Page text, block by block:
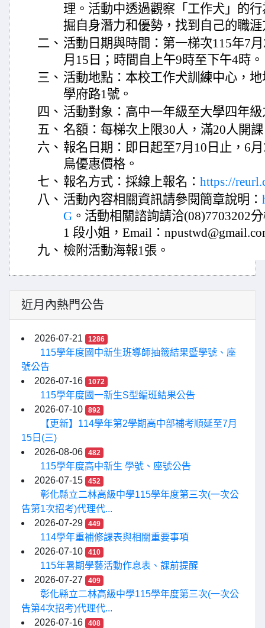
理。活動中透過觀察「工作犬」的
掘自身潛力和優勢，找到自己的職
二、 活動日期與時間：第一梯次115年7
月15日；時間自上午9時至下午4時。
三、 活動地點：本校工作犬訓練中心，
學府路1號。
四、 活動對象：高中一年級至大學四年
五、 名額：每梯次上限30人，滿20人開
六、 報名日期：即日起至7月10日止，6
鳥優惠價格。
七、 報名方式：採線上報名： https://
八、 活動內容相關資訊請參閱簡章說明：
G 。活動相關諮詢請洽(08)7703202
1 段小姐，Email：
九、 檢附活動海報1張。
近月內熱門公告
2026-07-21 1286
115學年度國中新生班導師抽籤結果暨學號、座
號公告
2026-07-16
1072
115學年度國一新生S型編班結果公告
2026-07-10
892
【更新】114學年第2學期高中部補考順延至7月
15日(三)
2026-08-06
482
115學年度高中新生 學號、座號公告
2026-07-15
452
彰化縣立二林高級中學115學年度第三次(一次公
告第1次招考)代理代...
2026-07-29
449
114學年重補修課表與相關重要事項
2026-07-10
410
115年暑期學藝活動作息表、課前提醒
2026-07-27
409
彰化縣立二林高級中學115學年度第三次(一次公
告第4次招考)代理代...
2026-07-16
408